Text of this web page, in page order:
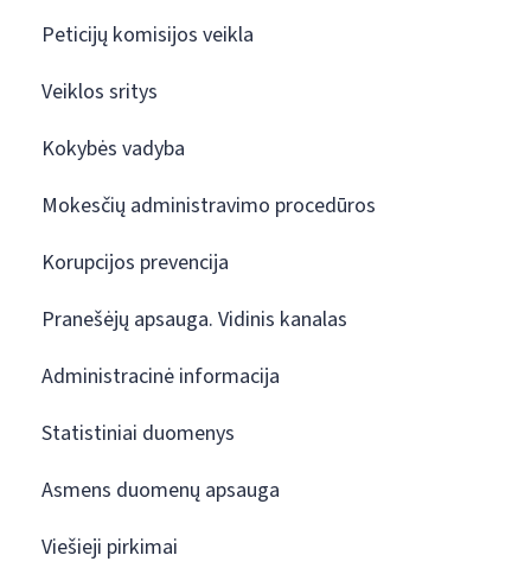
Peticijų komisijos veikla
Veiklos sritys
Kokybės vadyba
Mokesčių administravimo procedūros
Korupcijos prevencija
Pranešėjų apsauga. Vidinis kanalas
Administracinė informacija
Statistiniai duomenys
Asmens duomenų apsauga
Viešieji pirkimai